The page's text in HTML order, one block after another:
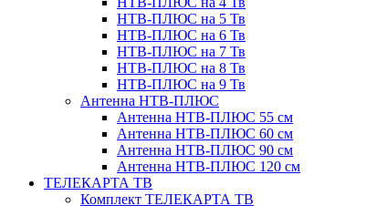
НТВ-ПЛЮС на 5 Тв
НТВ-ПЛЮС на 6 Тв
НТВ-ПЛЮС на 7 Тв
НТВ-ПЛЮС на 8 Тв
НТВ-ПЛЮС на 9 Тв
Антенна НТВ-ПЛЮС
Антенна НТВ-ПЛЮС 55 см
Антенна НТВ-ПЛЮС 60 см
Антенна НТВ-ПЛЮС 90 см
Антенна НТВ-ПЛЮС 120 см
ТЕЛЕКАРТА ТВ
Комплект ТЕЛЕКАРТА ТВ